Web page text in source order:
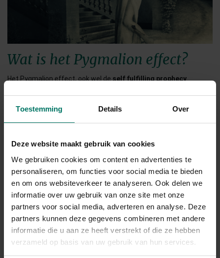
Toestemming Details Over
Deze website maakt gebruik van cookies
We gebruiken cookies om content en advertenties te
personaliseren, om functies voor social media te bieden
en om ons websiteverkeer te analyseren. Ook delen we
informatie over uw gebruik van onze site met onze
partners voor social media, adverteren en analyse. Deze
partners kunnen deze gegevens combineren met andere
informatie die u aan ze heeft verstrekt of die ze hebben
verzameld op basis van uw gebruik van hun services.
Wat is het Pygmalion effect?
Het Pygmalion effect, ook wel de self fulfilling prophecy
en van onszelf. Je gaat presteren naar de verwachtingen van
Voorbeelden van het Pygmalion
effect
Laat ik een voorbeeld schetsen van het Pygmalion effect. Als jij
altijd te horen hebt gekregen dat bepaalde dingen nou eenmaal
niet voor jou zijn weggelegd of dat je altijd alles fout doet, dan ga
je dat ook echt geloven. En omdat je dat gelooft, ga je dezelfde
acties nemen en hetzelfde gedrag vertonen waardoor die
gedachte bevestigd wordt door je omgeving en, nog belangrijker,